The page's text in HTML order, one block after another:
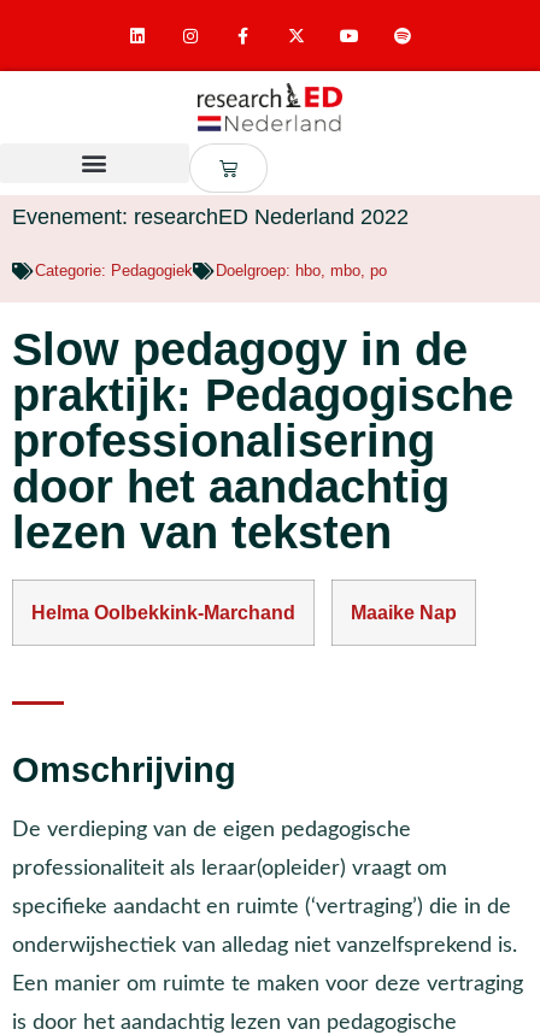
Evenement: researchED Nederland 2022
Categorie: Pedagogiek Doelgroep: hbo mbo po
Slow pedagogy in de
praktijk: Pedagogische
professionalisering
door het aandachtig
lezen van teksten
Helma Oolbekkink-Marchand Maaike Nap
Omschrijving
De verdieping van de eigen pedagogische
professionaliteit als leraar(opleider) vraagt om
specifieke aandacht en ruimte (‘vertraging’) die in de
onderwijshectiek van alledag niet vanzelfsprekend is.
Een manier om ruimte te maken voor deze vertraging
is door het aandachtig lezen van pedagogische